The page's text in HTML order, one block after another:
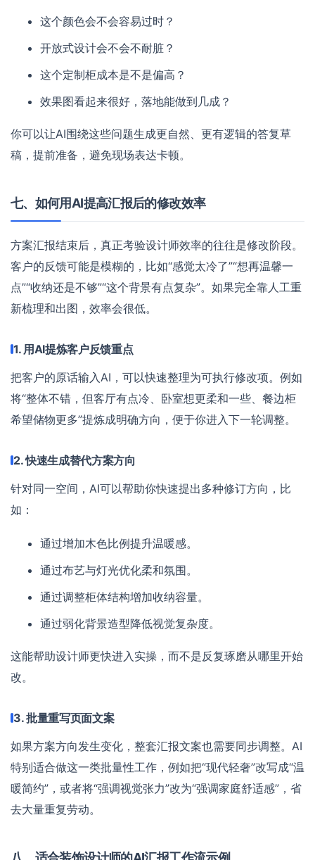
这个颜色会不会容易过时？
开放式设计会不会不耐脏？
这个定制柜成本是不是偏高？
效果图看起来很好，落地能做到几成？
你可以让AI围绕这些问题生成更自然、更有逻辑的答复草
稿，提前准备，避免现场表达卡顿。
七、如何用AI提高汇报后的修改效率
方案汇报结束后，真正考验设计师效率的往往是修改阶段。
客户的反馈可能是模糊的，比如“感觉太冷了”“想再温馨一
点”“收纳还是不够”“这个背景有点复杂”。如果完全靠人工重
新梳理和出图，效率会很低。
1. 用AI提炼客户反馈重点
把客户的原话输入AI，可以快速整理为可执行修改项。例如
将“整体不错，但客厅有点冷、卧室想更柔和一些、餐边柜
希望储物更多”提炼成明确方向，便于你进入下一轮调整。
2. 快速生成替代方案方向
针对同一空间，AI可以帮助你快速提出多种修订方向，比
如：
通过增加木色比例提升温暖感。
通过布艺与灯光优化柔和氛围。
通过调整柜体结构增加收纳容量。
通过弱化背景造型降低视觉复杂度。
这能帮助设计师更快进入实操，而不是反复琢磨从哪里开始
改。
3. 批量重写页面文案
如果方案方向发生变化，整套汇报文案也需要同步调整。AI
特别适合做这一类批量性工作，例如把“现代轻奢”改写成“温
暖简约”，或者将“强调视觉张力”改为“强调家庭舒适感”，省
去大量重复劳动。